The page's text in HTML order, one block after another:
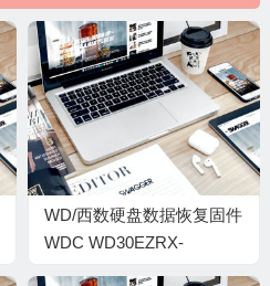
WD/西数硬盘数据恢复固件
WDC WD30EZRX-